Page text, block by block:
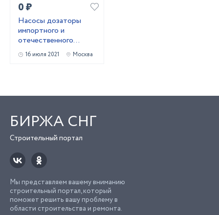
0 ₽
Насосы дозаторы
импортного и
отечественного
производства
16 июля 2021 Москва
БИРЖА СНГ
Строительный портал
Мы представляем вашему вниманию
строительный портал, который
поможет решить вашу проблему в
области строительства и ремонта.